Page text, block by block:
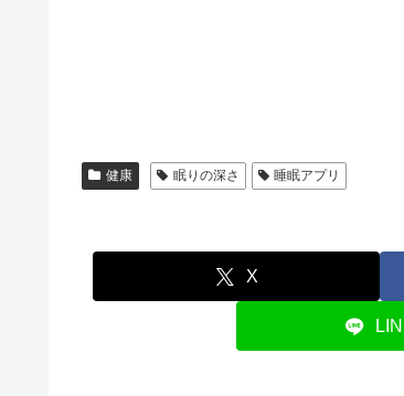
健康 眠りの深さ 睡眠アプリ
X